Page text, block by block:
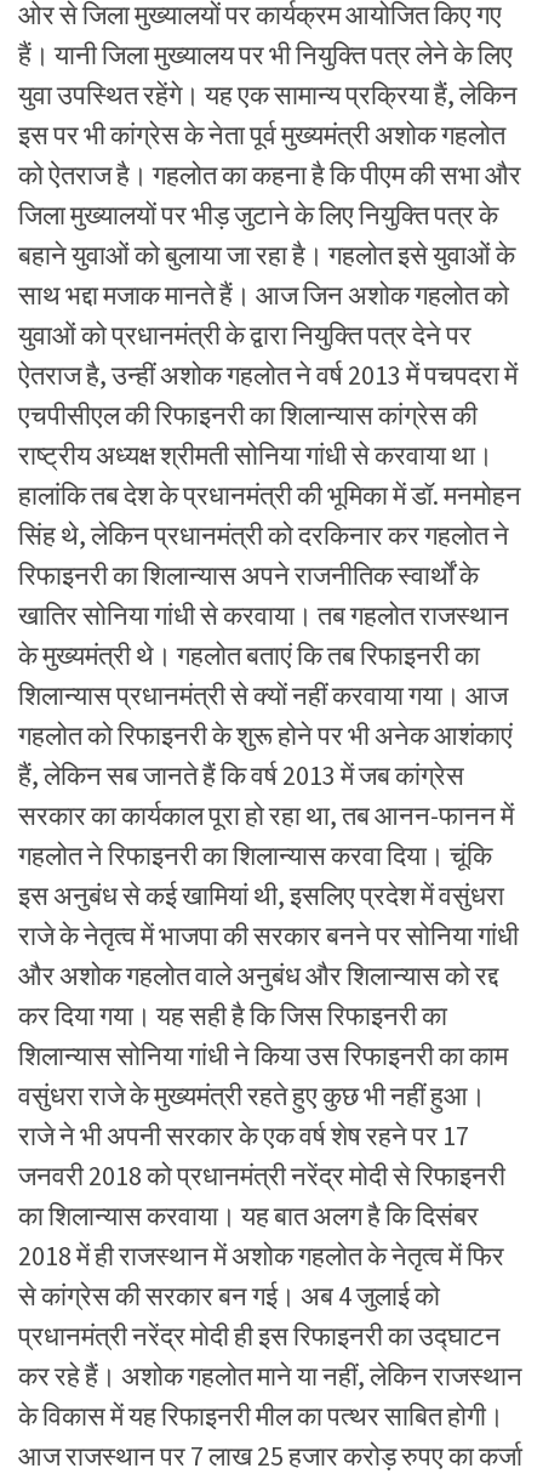
ओर से जिला मुख्यालयों पर कार्यक्रम आयोजित किए गए
हैं। यानी जिला मुख्यालय पर भी नियुक्ति पत्र लेने के लिए
युवा उपस्थित रहेंगे। यह एक सामान्य प्रक्रिया हैं, लेकिन
इस पर भी कांग्रेस के नेता पूर्व मुख्यमंत्री अशोक गहलोत
को ऐतराज है। गहलोत का कहना है कि पीएम की सभा और
जिला मुख्यालयों पर भीड़ जुटाने के लिए नियुक्ति पत्र के
बहाने युवाओं को बुलाया जा रहा है। गहलोत इसे युवाओं के
साथ भद्दा मजाक मानते हैं। आज जिन अशोक गहलोत को
युवाओं को प्रधानमंत्री के द्वारा नियुक्ति पत्र देने पर
ऐतराज है, उन्हीं अशोक गहलोत ने वर्ष 2013 में पचपदरा में
एचपीसीएल की रिफाइनरी का शिलान्यास कांग्रेस की
राष्ट्रीय अध्यक्ष श्रीमती सोनिया गांधी से करवाया था।
हालांकि तब देश के प्रधानमंत्री की भूमिका में डॉ. मनमोहन
सिंह थे, लेकिन प्रधानमंत्री को दरकिनार कर गहलोत ने
रिफाइनरी का शिलान्यास अपने राजनीतिक स्वार्थों के
खातिर सोनिया गांधी से करवाया। तब गहलोत राजस्थान
के मुख्यमंत्री थे। गहलोत बताएं कि तब रिफाइनरी का
शिलान्यास प्रधानमंत्री से क्यों नहीं करवाया गया। आज
गहलोत को रिफाइनरी के शुरू होने पर भी अनेक आशंकाएं
हैं, लेकिन सब जानते हैं कि वर्ष 2013 में जब कांग्रेस
सरकार का कार्यकाल पूरा हो रहा था, तब आनन-फानन में
गहलोत ने रिफाइनरी का शिलान्यास करवा दिया। चूंकि
इस अनुबंध से कई खामियां थी, इसलिए प्रदेश में वसुंधरा
राजे के नेतृत्व में भाजपा की सरकार बनने पर सोनिया गांधी
और अशोक गहलोत वाले अनुबंध और शिलान्यास को रद्द
कर दिया गया। यह सही है कि जिस रिफाइनरी का
शिलान्यास सोनिया गांधी ने किया उस रिफाइनरी का काम
वसुंधरा राजे के मुख्यमंत्री रहते हुए कुछ भी नहीं हुआ।
राजे ने भी अपनी सरकार के एक वर्ष शेष रहने पर 17
जनवरी 2018 को प्रधानमंत्री नरेंद्र मोदी से रिफाइनरी
का शिलान्यास करवाया। यह बात अलग है कि दिसंबर
2018 में ही राजस्थान में अशोक गहलोत के नेतृत्व में फिर
से कांग्रेस की सरकार बन गई। अब 4 जुलाई को
प्रधानमंत्री नरेंद्र मोदी ही इस रिफाइनरी का उद्घाटन
कर रहे हैं। अशोक गहलोत माने या नहीं, लेकिन राजस्थान
के विकास में यह रिफाइनरी मील का पत्थर साबित होगी।
आज राजस्थान पर 7 लाख 25 हजार करोड़ रुपए का कर्जा